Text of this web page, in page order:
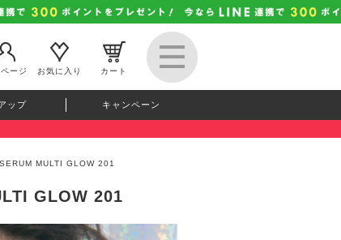
ージ
お気に入り カート
ップ キャンペーン
MULTI GLOW 201
GLOW 201